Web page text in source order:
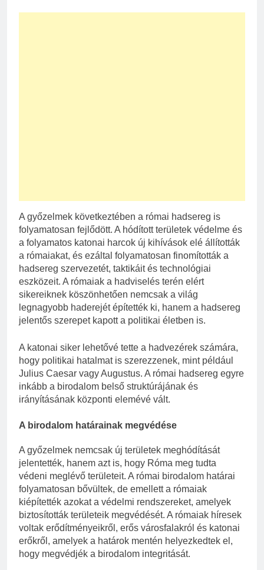
A győzelmek következtében a római hadsereg is
folyamatosan fejlődött. A hódított területek védelme és
a folyamatos katonai harcok új kihívások elé állították
a rómaiakat, és ezáltal folyamatosan finomították a
hadsereg szervezetét, taktikáit és technológiai
eszközeit. A rómaiak a hadviselés terén elért
sikereiknek köszönhetően nemcsak a világ
legnagyobb haderejét építették ki, hanem a hadsereg
jelentős szerepet kapott a politikai életben is.
A katonai siker lehetővé tette a hadvezérek számára,
hogy politikai hatalmat is szerezzenek, mint például
Julius Caesar vagy Augustus. A római hadsereg egyre
inkább a birodalom belső struktúrájának és
irányításának központi elemévé vált.
A birodalom határainak megvédése
A győzelmek nemcsak új területek meghódítását
jelentették, hanem azt is, hogy Róma meg tudta
védeni meglévő területeit. A római birodalom határai
folyamatosan bővültek, de emellett a rómaiak
kiépítették azokat a védelmi rendszereket, amelyek
biztosították területeik megvédését. A rómaiak híresek
voltak erődítményeikről, erős városfalakról és katonai
erőkről, amelyek a határok mentén helyezkedtek el,
hogy megvédjék a birodalom integritását.